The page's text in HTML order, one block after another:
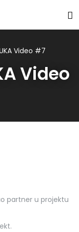
Video #7
Video
partner u projektu